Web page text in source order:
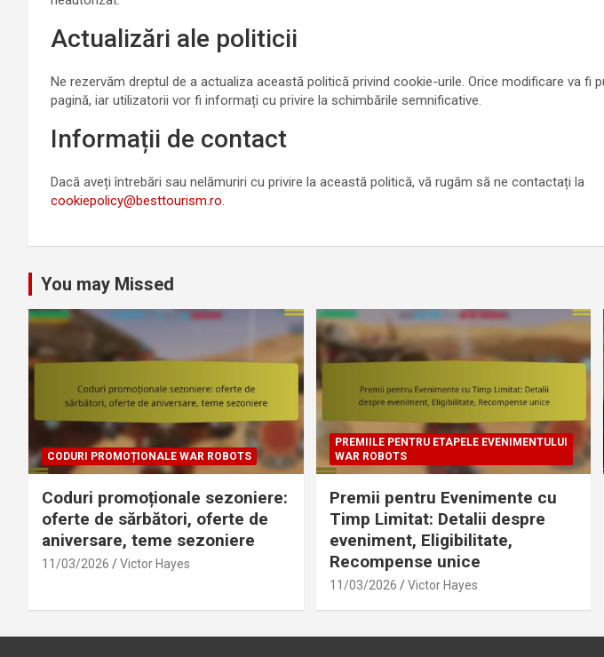
Actualizări ale politicii
Ne rezervăm dreptul de a actualiza această politică privind cookie-urile. Orice modificare va fi
pagină, iar utilizatorii vor fi informați cu privire la schimbările semnificative.
Informații de contact
Dacă aveți întrebări sau nelămuriri cu privire la această politică, vă rugăm să ne contactați la
cookiepolicy@besttourism.ro.
You may Missed
CODURI PROMOȚIONALE WAR ROBOTS
Coduri promoționale sezoniere:
oferte de sărbători, oferte de
aniversare, teme sezoniere
11/03/2026 Victor Hayes
PREMIILE PENTRU ETAPELE EVENIMENTULUI
WAR ROBOTS
Premii pentru Evenimente cu
Timp Limitat: Detalii despre
eveniment, Eligibilitate,
Recompense unice
11/03/2026 Victor Hayes